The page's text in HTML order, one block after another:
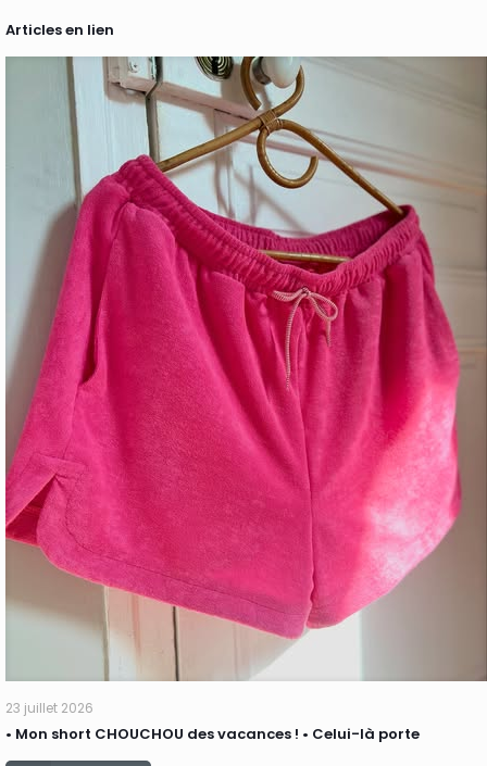
Articles en lien
23 juillet 2026
• Mon short CHOUCHOU des vacances ! • Celui-là porte